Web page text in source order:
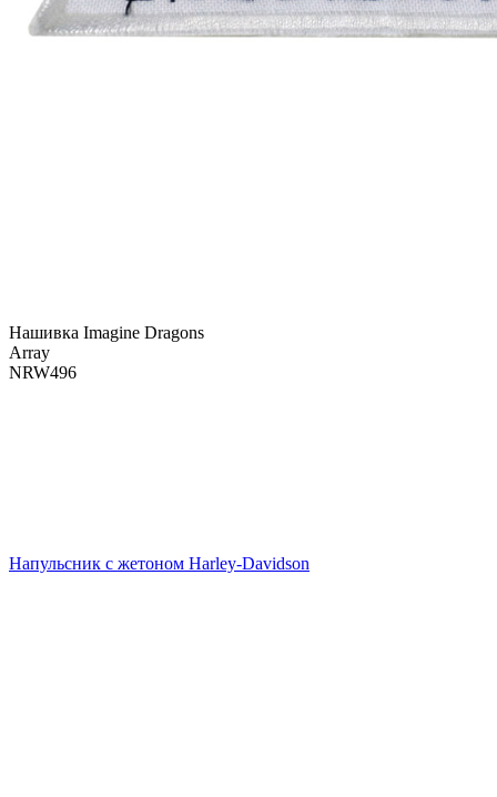
Нашивка Imagine Dragons
Array
NRW496
Напульсник с жетоном Harley-Davidson